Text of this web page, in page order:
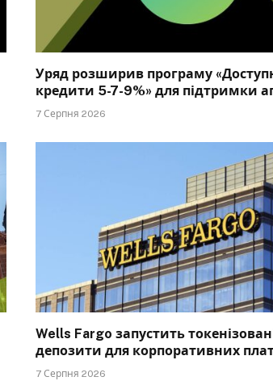
Уряд розширив програму
кредити 5-7-9%» для підтримки
7 Серпня 2026
Wells Fargo запустить
депозити для корпоративних
7 Серпня 2026